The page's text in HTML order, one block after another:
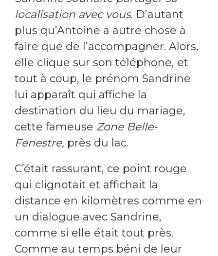
localisation avec vous. D’autant
plus qu’Antoine a autre chose à
faire que de l’accompagner. Alors,
elle clique sur son téléphone, et
tout à coup, le prénom Sandrine
lui apparaît qui affiche la
destination du lieu du mariage,
cette fameuse Zone Belle-
Fenestre, près du lac.
C’était rassurant, ce point rouge
qui clignotait et affichait la
distance en kilomètres comme en
un dialogue avec Sandrine,
comme si elle était tout près.
Comme au temps béni de leur